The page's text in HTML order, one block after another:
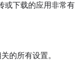
或下载的应用非常有
的所有设置。